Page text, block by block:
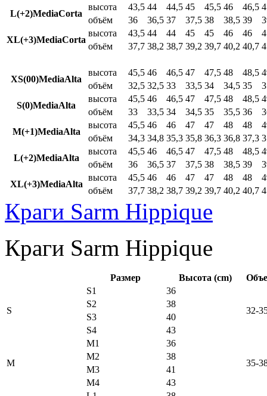
L(+2)MediaCorta
высота 43,5 44 44,5 45 45,5 46 46,5
объём
36 36,5 37 37,5 38 38,5 39
XL(+3)MediaCorta
высота 43,5 44 44 45 45 46 46
объём
37,7 38,2 38,7 39,2 39,7 40,2 40,7
XS(00)MediaAlta
высота 45,5 46 46,5 47 47,5 48 48,5
объём
32,5 32,5 33 33,5 34 34,5 35
S(0)MediaAlta
высота 45,5 46 46,5 47 47,5 48 48,5
объём
33 33,5 34 34,5 35 35,5 36
M(+1)MediaAlta
высота 45,5 46 46 47 47 48 48
объём
34,3 34,8 35,3 35,8 36,3 36,8 37,3
L(+2)MediaAlta
высота 45,5 46 46,5 47 47,5 48 48,5
объём
36 36,5 37 37,5 38 38,5 39
XL(+3)MediaAlta
высота 45,5 46 46 47 47 48 48
объём
37,7 38,2 38,7 39,2 39,7 40,2 40,7
Краги Sarm Hippique
Краги Sarm Hippique
Размер Высота (cm)
S
S1
36
32-
S2
38
S3
40
S4
43
M
M1
36
35-
M2
38
M3
41
M4
43